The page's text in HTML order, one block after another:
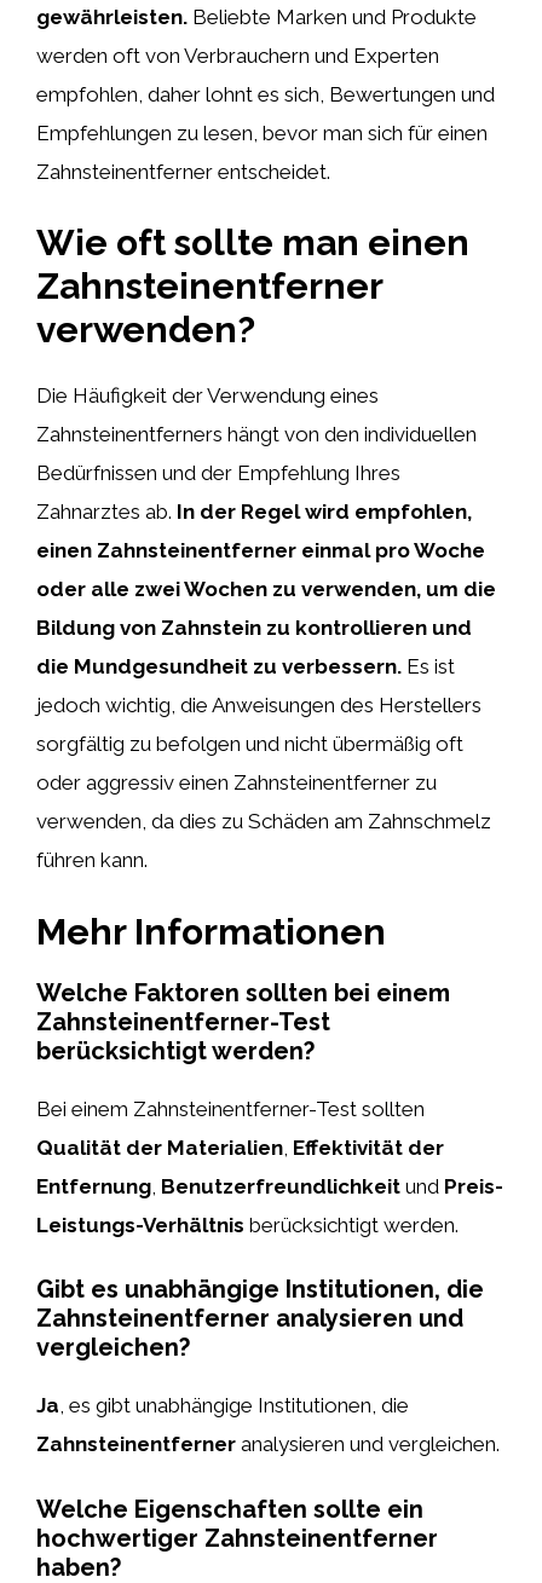
gewährleisten. Beliebte Marken und Produkte
werden oft von Verbrauchern und Experten
empfohlen, daher lohnt es sich, Bewertungen und
Empfehlungen zu lesen, bevor man sich für einen
Zahnsteinentferner entscheidet.
Wie oft sollte man einen
Zahnsteinentferner
verwenden?
Die Häufigkeit der Verwendung eines
Zahnsteinentferners hängt von den individuellen
Bedürfnissen und der Empfehlung Ihres
Zahnarztes ab. In der Regel wird empfohlen,
einen Zahnsteinentferner einmal pro Woche
oder alle zwei Wochen zu verwenden, um die
Bildung von Zahnstein zu kontrollieren und
die Mundgesundheit zu verbessern. Es ist
jedoch wichtig, die Anweisungen des Herstellers
sorgfältig zu befolgen und nicht übermäßig oft
oder aggressiv einen Zahnsteinentferner zu
verwenden, da dies zu Schäden am Zahnschmelz
führen kann.
Mehr Informationen
Welche Faktoren sollten bei einem
Zahnsteinentferner-Test
berücksichtigt werden?
Bei einem Zahnsteinentferner-Test sollten
Qualität der Materialien Effektivität der
Entfernung Benutzerfreundlichkeit und Preis-
Leistungs-Verhältnis berücksichtigt werden.
Gibt es unabhängige Institutionen, die
Zahnsteinentferner analysieren und
vergleichen?
Ja, es gibt unabhängige Institutionen, die
Zahnsteinentferner analysieren und vergleichen.
Welche Eigenschaften sollte ein
hochwertiger Zahnsteinentferner
haben?